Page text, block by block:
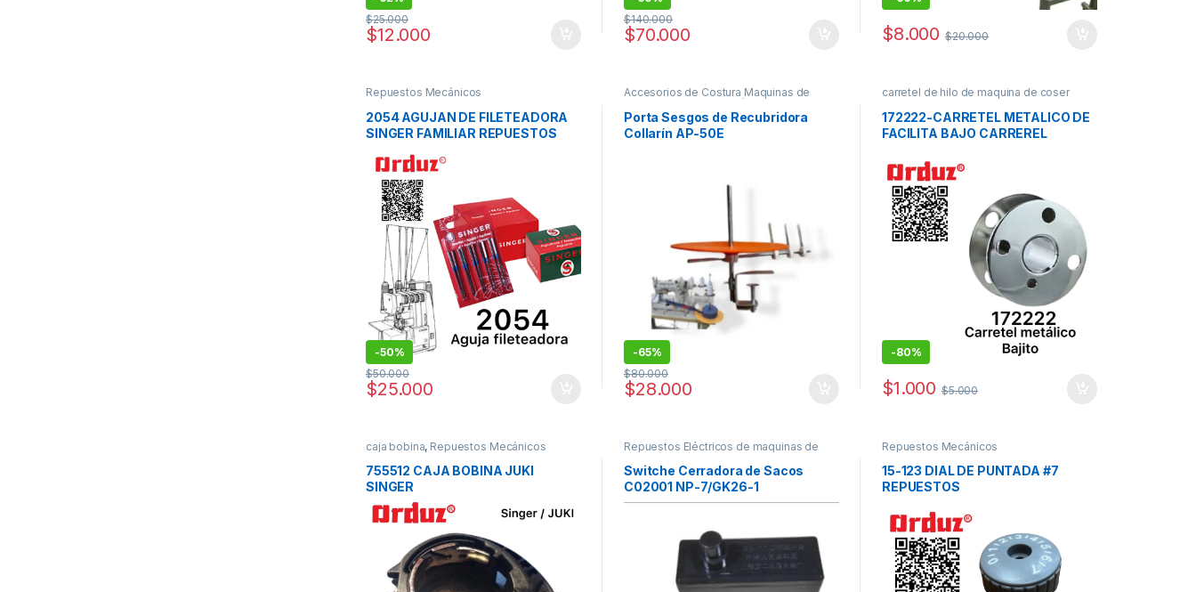
$12.000
$25.000
$70.000
$140.000
$8.000 $20.000
Repuestos Mecánicos
2054 AGUJAN DE FILETEADORA
SINGER FAMILIAR REPUESTOS
-50%
$25.000
$50.000
Accesorios de Costura Maquinas de
Repuestos Mecánicos
para Recubridoras Industriales
Porta Sesgos de Recubridora
Collarín AP-50E
-65%
$28.000
$80.000
carretel de hilo de maquina de coser
172222-CARRETEL METALICO DE
FACILITA BAJO CARREREL
-80%
$1.000 $5.000
caja bobina, Repuestos Mecánicos
755512 CAJA BOBINA JUKI
SINGER
Repuestos Eléctricos de maquinas de
coser
Repuestos y Accesorios
(Cerradora de Costales)
Switche Cerradora de Sacos
C02001 NP-7/GK26-1
Repuestos Mecánicos
15-123 DIAL DE PUNTADA #7
REPUESTOS